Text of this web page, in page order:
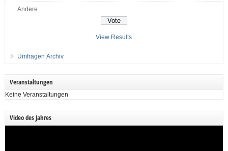
Andere
View Results
Umfragen Archiv
Veranstaltungen
Keine Veranstaltungen
Video des Jahres